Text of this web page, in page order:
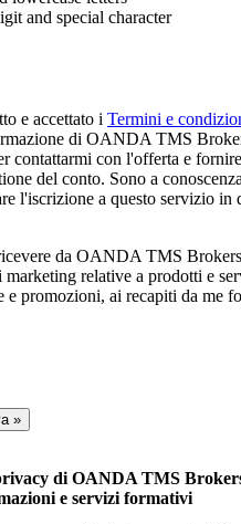
and special character
e accettato i Termini e
di OANDA TMS
contattarmi con l'offerta e
del conto. Sono a
l'iscrizione a questo servizio in
da OANDA TMS
relative a prodotti e
e promozioni, ai recapiti da me
»
di OANDA TMS
e servizi formativi